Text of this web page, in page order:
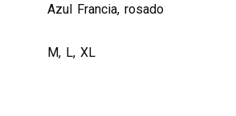
Azul Francia, rosado
M, L, XL